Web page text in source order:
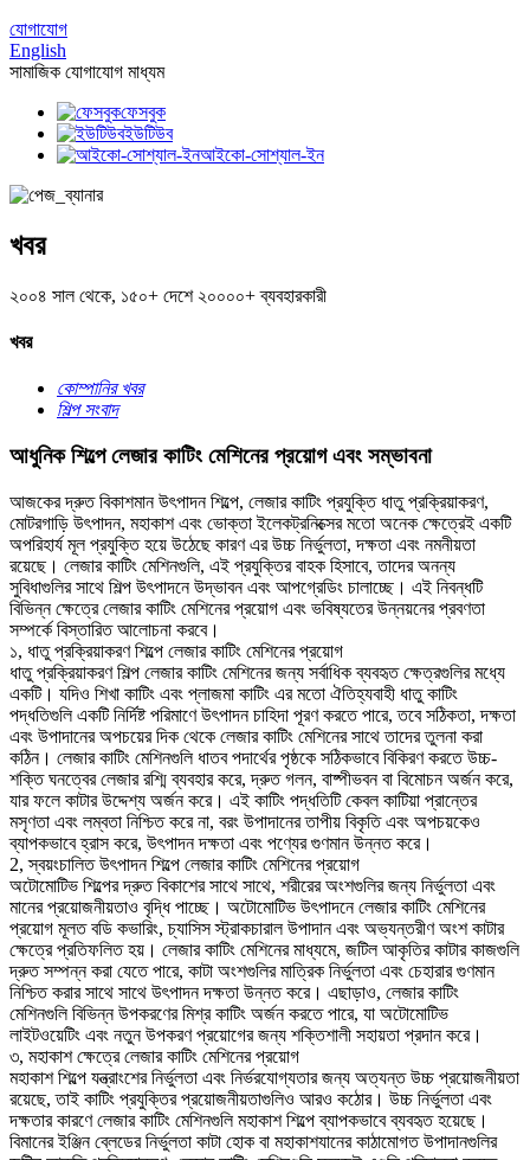
যোগাযোগ
English
সামাজিক যোগাযোগ মাধ্যম
ফেসবুক
ইউটিউব
আইকো-সোশ্যাল-ইন
খবর
২০০৪ সাল থেকে, ১৫০+ দেশে ২০০০০+ ব্যবহারকারী
খবর
কোম্পানির খবর
শিল্প সংবাদ
আধুনিক শিল্পে লেজার কাটিং মেশিনের প্রয়োগ এবং সম্ভাবনা
আজকের দ্রুত বিকাশমান উৎপাদন শিল্পে, লেজার কাটিং প্রযুক্তি ধাতু প্রক্রিয়াকরণ,
মোটরগাড়ি উৎপাদন, মহাকাশ এবং ভোক্তা ইলেকট্রনিক্সের মতো অনেক ক্ষেত্রেই একটি
অপরিহার্য মূল প্রযুক্তি হয়ে উঠেছে কারণ এর উচ্চ নির্ভুলতা, দক্ষতা এবং নমনীয়তা
রয়েছে। লেজার কাটিং মেশিনগুলি, এই প্রযুক্তির বাহক হিসাবে, তাদের অনন্য
সুবিধাগুলির সাথে শিল্প উৎপাদনে উদ্ভাবন এবং আপগ্রেডিং চালাচ্ছে। এই নিবন্ধটি
বিভিন্ন ক্ষেত্রে লেজার কাটিং মেশিনের প্রয়োগ এবং ভবিষ্যতের উন্নয়নের প্রবণতা
সম্পর্কে বিস্তারিত আলোচনা করবে।
১, ধাতু প্রক্রিয়াকরণ শিল্পে লেজার কাটিং মেশিনের প্রয়োগ
ধাতু প্রক্রিয়াকরণ শিল্প লেজার কাটিং মেশিনের জন্য সর্বাধিক ব্যবহৃত ক্ষেত্রগুলির মধ্যে
একটি। যদিও শিখা কাটিং এবং প্লাজমা কাটিং এর মতো ঐতিহ্যবাহী ধাতু কাটিং
পদ্ধতিগুলি একটি নির্দিষ্ট পরিমাণে উৎপাদন চাহিদা পূরণ করতে পারে, তবে সঠিকতা, দক্ষতা
এবং উপাদানের অপচয়ের দিক থেকে লেজার কাটিং মেশিনের সাথে তাদের তুলনা করা
কঠিন। লেজার কাটিং মেশিনগুলি ধাতব পদার্থের পৃষ্ঠকে সঠিকভাবে বিকিরণ করতে উচ্চ-
শক্তি ঘনত্বের লেজার রশ্মি ব্যবহার করে, দ্রুত গলন, বাষ্পীভবন বা বিমোচন অর্জন করে,
যার ফলে কাটার উদ্দেশ্য অর্জন করে। এই কাটিং পদ্ধতিটি কেবল কাটিয়া প্রান্তের
মসৃণতা এবং লম্বতা নিশ্চিত করে না, বরং উপাদানের তাপীয় বিকৃতি এবং অপচয়কেও
ব্যাপকভাবে হ্রাস করে, উৎপাদন দক্ষতা এবং পণ্যের গুণমান উন্নত করে।
2, স্বয়ংচালিত উৎপাদন শিল্পে লেজার কাটিং মেশিনের প্রয়োগ
অটোমোটিভ শিল্পের দ্রুত বিকাশের সাথে সাথে, শরীরের অংশগুলির জন্য নির্ভুলতা এবং
মানের প্রয়োজনীয়তাও বৃদ্ধি পাচ্ছে। অটোমোটিভ উৎপাদনে লেজার কাটিং মেশিনের
প্রয়োগ মূলত বডি কভারিং, চ্যাসিস স্ট্রাকচারাল উপাদান এবং অভ্যন্তরীণ অংশ কাটার
ক্ষেত্রে প্রতিফলিত হয়। লেজার কাটিং মেশিনের মাধ্যমে, জটিল আকৃতির কাটার কাজগুলি
দ্রুত সম্পন্ন করা যেতে পারে, কাটা অংশগুলির মাত্রিক নির্ভুলতা এবং চেহারার গুণমান
নিশ্চিত করার সাথে সাথে উৎপাদন দক্ষতা উন্নত করে। এছাড়াও, লেজার কাটিং
মেশিনগুলি বিভিন্ন উপকরণের মিশ্র কাটিং অর্জন করতে পারে, যা অটোমোটিভ
লাইটওয়েটিং এবং নতুন উপকরণ প্রয়োগের জন্য শক্তিশালী সহায়তা প্রদান করে।
৩, মহাকাশ ক্ষেত্রে লেজার কাটিং মেশিনের প্রয়োগ
মহাকাশ শিল্পে যন্ত্রাংশের নির্ভুলতা এবং নির্ভরযোগ্যতার জন্য অত্যন্ত উচ্চ প্রয়োজনীয়তা
রয়েছে, তাই কাটিং প্রযুক্তির প্রয়োজনীয়তাগুলিও আরও কঠোর। উচ্চ নির্ভুলতা এবং
দক্ষতার কারণে লেজার কাটিং মেশিনগুলি মহাকাশ শিল্পে ব্যাপকভাবে ব্যবহৃত হয়েছে।
বিমানের ইঞ্জিন ব্লেডের নির্ভুলতা কাটা হোক বা মহাকাশযানের কাঠামোগত উপাদানগুলির